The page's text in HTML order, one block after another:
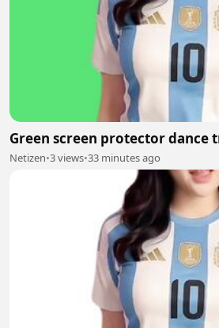
Green screen protector dance
Netizen•3 views•33 minutes ago